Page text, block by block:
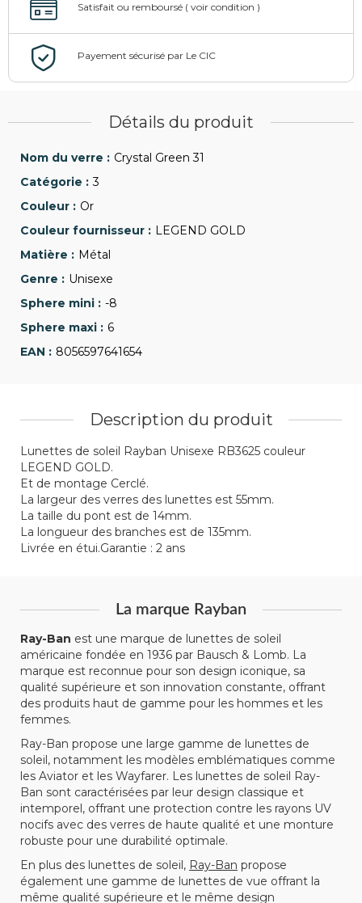
Détails du produit
Crystal Green 31
3
Or
LEGEND GOLD
Métal
Unisexe
-8
6
8056597641654
Description du produit
Lunettes de soleil Rayban Unisexe RB3625 couleur
LEGEND GOLD.
Et de montage Cerclé.
La largeur des verres des lunettes est 55mm.
La taille du pont est de 14mm.
La longueur des branches est de 135mm.
Livrée en étui.Garantie : 2 ans
La marque Rayban
Ray-Ban est une marque de lunettes de soleil
américaine fondée en 1936 par Bausch & Lomb. La
marque est reconnue pour son design iconique, sa
qualité supérieure et son innovation constante, offrant
des produits haut de gamme pour les hommes et les
femmes.
Ray-Ban propose une large gamme de lunettes de
soleil, notamment les modèles emblématiques comme
les Aviator et les Wayfarer. Les lunettes de soleil Ray-
Ban sont caractérisées par leur design classique et
intemporel, offrant une protection contre les rayons UV
nocifs avec des verres de haute qualité et une monture
robuste pour une durabilité optimale.
En plus des lunettes de soleil, Ray-Ban propose
également une gamme de lunettes de vue offrant la
même qualité supérieure et le même design